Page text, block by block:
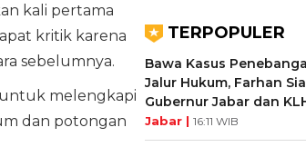
kali pertama
kritik karena
sebelumnya.
melengkapi
dan potongan
TERPOPULER
Bawa Kasus
Jalur Hukum, Farhan
Gubernur Jabar dan
Jabar | 16:11 WIB